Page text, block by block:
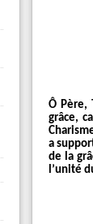
Ô Père,
grâce,
a
de la
l’unité